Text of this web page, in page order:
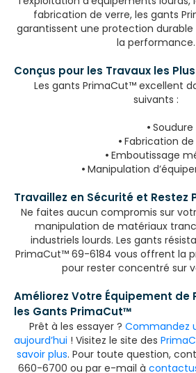
fabrication de verre, les gants
garantissent une protection
la performance.
Conçus pour les Travaux les
Les gants PrimaCut™ excellent
suivants :
• Soudure
• Fabrication
• Emboutissage
• Manipulation
Travaillez en Sécurité et Restez
Ne faites aucun compromis sur
manipulation de matériaux
industriels lourds. Les gants
PrimaCut™ 69-6184 vous offrent la
pour rester concentré sur
Améliorez Votre Équipement de
les Gants PrimaCut™
Prêt à les essayer ? Commandez
aujourd’hui ! Visitez le site des
savoir plus. Pour toute question,
660-6700 ou par e-mail à